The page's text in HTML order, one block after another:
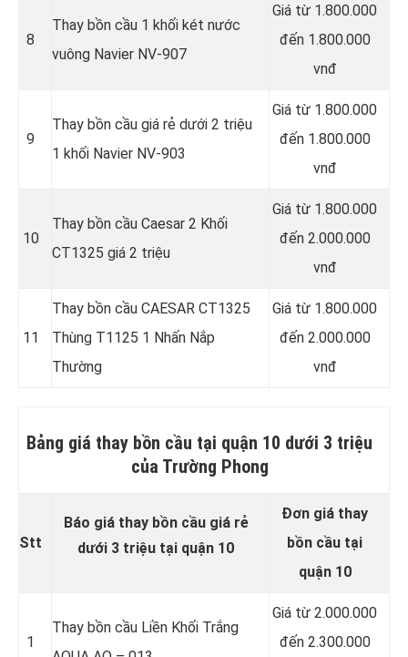
8
Thay bồn cầu 1 khối két nước
vuông Navier NV-907
Giá từ 1.800.000
đến 1.800.000
vnđ
9
Thay bồn cầu giá rẻ dưới 2 triệu
1 khối Navier NV-903
Giá từ 1.800.000
đến 1.800.000
vnđ
10
Thay bồn cầu Caesar 2 Khối
CT1325 giá 2 triệu
Giá từ 1.800.000
đến 2.000.000
vnđ
11
Thay bồn cầu CAESAR CT1325
Thùng T1125 1 Nhấn Nắp
Thường
Giá từ 1.800.000
đến 2.000.000
vnđ
Bảng giá thay bồn cầu tại quận 10 dưới 3 triệu
của Trường Phong
Stt
Báo giá thay bồn cầu giá rẻ
dưới 3 triệu tại quận 10
Đơn giá thay
bồn cầu tại
quận 10
1
Thay bồn cầu Liền Khối Trắng
Giá từ 2.000.000
đến 2.300.000